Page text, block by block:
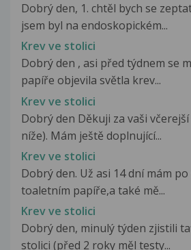
Dobrý den, 1. chtěl bych se
jsem byl na endoskopickém...
Krev ve stolici
Dobrý den , asi před týdnem se
papíře objevila světla krev...
Krev ve stolici
Dobrý den Děkuji za vaši
níže). Mám ještě doplnující...
Krev ve stolici
Dobrý den. Už asi 14 dní mám
toaletním papíře,a také mě...
Krev ve stolici
Dobrý den, minulý týden zjistili
stolici (před 2 roky měl testy...